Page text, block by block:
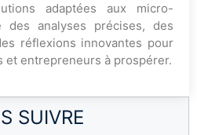
SUIVRE
adaptées aux micro-
des analyses précises, des
réflexions innovantes pour
et entrepreneurs à prospérer.